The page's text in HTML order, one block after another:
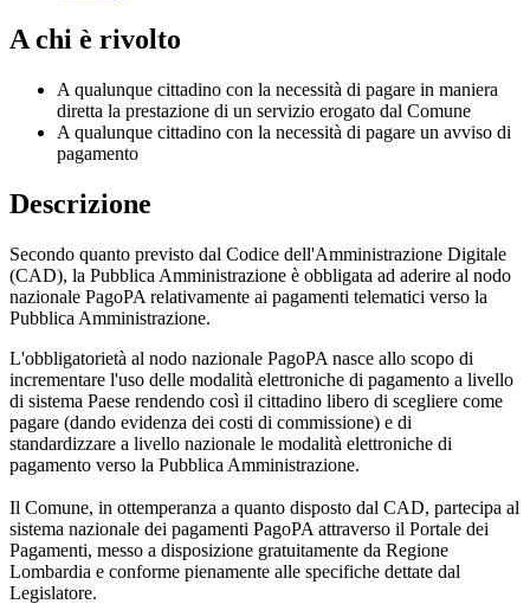
A chi è rivolto
A qualunque cittadino con la necessità di pagare in maniera
diretta la prestazione di un servizio erogato dal Comune
A qualunque cittadino con la necessità di pagare un avviso di
pagamento
Descrizione
Secondo quanto previsto dal Codice dell'Amministrazione Digitale
(CAD), la Pubblica Amministrazione è obbligata ad aderire al nodo
nazionale PagoPA relativamente ai pagamenti telematici verso la
Pubblica Amministrazione.
L'obbligatorietà al nodo nazionale PagoPA nasce allo scopo di
incrementare l'uso delle modalità elettroniche di pagamento a livello
di sistema Paese rendendo così il cittadino libero di scegliere come
pagare (dando evidenza dei costi di commissione) e di
standardizzare a livello nazionale le modalità elettroniche di
pagamento verso la Pubblica Amministrazione.
Il Comune, in ottemperanza a quanto disposto dal CAD, partecipa al
sistema nazionale dei pagamenti PagoPA attraverso il Portale dei
Pagamenti, messo a disposizione gratuitamente da Regione
Lombardia e conforme pienamente alle specifiche dettate dal
Legislatore.